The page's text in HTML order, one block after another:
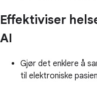
Effektiviser
AI
Gjør det enklere å
til elektroniske